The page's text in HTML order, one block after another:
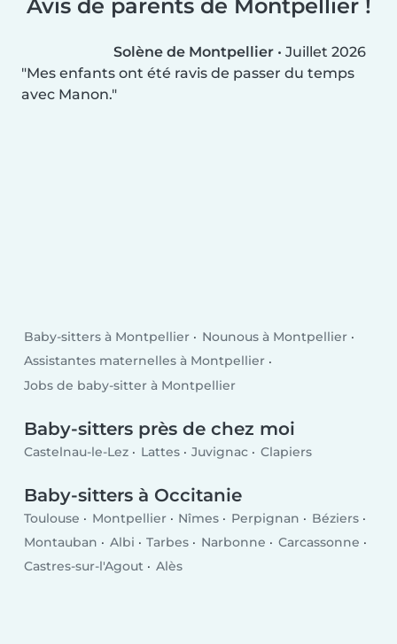
Avis de parents de Montpellier !
Solène de Montpellier • Juillet 2026
Mes enfants ont été ravis de passer du temps
avec Manon.
Baby-sitters à Montpellier
Nounous à Montpellier
Assistantes maternelles à Montpellier
Jobs de baby-sitter à Montpellier
Baby-sitters près de chez moi
Castelnau-le-Lez Lattes Juvignac Clapiers
Baby-sitters à Occitanie
Toulouse Montpellier Nîmes Perpignan
Béziers
Montauban
Albi Tarbes Narbonne
Carcassonne
Castres-sur-l'Agout
Alès